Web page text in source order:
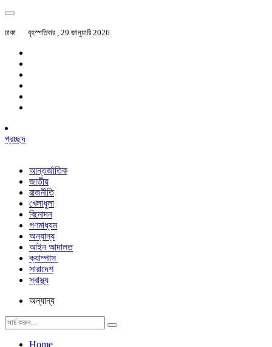
ঢাকা বৃহস্পতিবার , 29 জানুয়ারি 2026
প্রচ্ছদ
আন্তর্জাতিক
জাতীয়
রাজনীতি
খেলাধুলা
বিনোদন
গণমাধ্যম
অন্যান্য
আইন আদালত
ক্যাম্পাস
সারাদেশ
স্বাস্থ্য
অন্যান্য
Home